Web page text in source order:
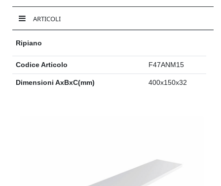
ARTICOLI
Ripiano
Codice Articolo F47ANM15
Dimensioni AxBxC(mm) 400x150x32